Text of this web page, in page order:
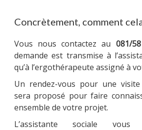
Concrètement, comment cela
Vous nous contactez au 081/
demande est transmise à
qu’à l’ergothérapeute assigné à
Un rendez-vous pour une
sera proposé pour faire
ensemble de votre projet.
L’assistante sociale